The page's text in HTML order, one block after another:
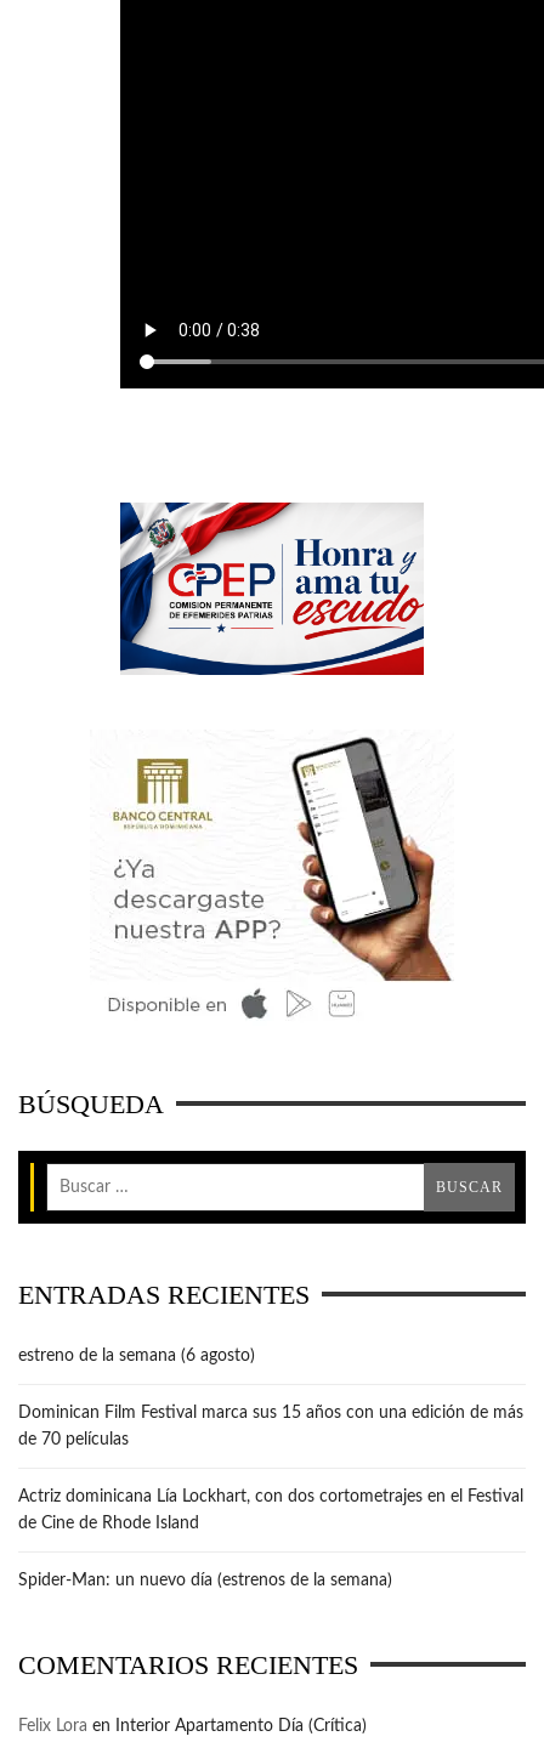
BÚSQUEDA
ENTRADAS RECIENTES
estreno de la semana (6 agosto)
Dominican Film Festival marca sus 15 años con una edición de más
de 70 películas
Actriz dominicana Lía Lockhart, con dos cortometrajes en el Festival
de Cine de Rhode Island
Spider-Man: un nuevo día (estrenos de la semana)
COMENTARIOS RECIENTES
Felix Lora en Interior Apartamento Día (Crítica)